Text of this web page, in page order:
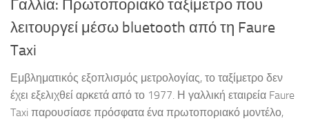
Γαλλία: Πρωτοποριακό ταξίμετρο που
λειτουργεί μέσω bluetooth από τη Faure
Taxi
Εμβληματικός εξοπλισμός μετρολογίας, το ταξίμετρο δεν
έχει εξελιχθεί αρκετά από το 1977. Η γαλλική εταιρεία Faure
Taxi παρουσίασε πρόσφατα ένα πρωτοποριακό μοντέλο,